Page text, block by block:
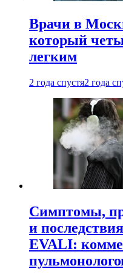
Врачи в
который
легким
2 года спустя2 года
Симптомы,
и
EVALI: